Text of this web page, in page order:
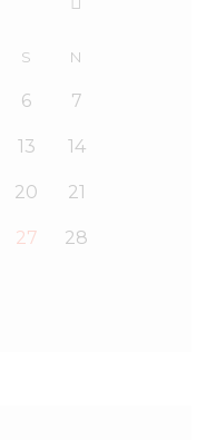
S N
6 7
13 14
20 21
27 28